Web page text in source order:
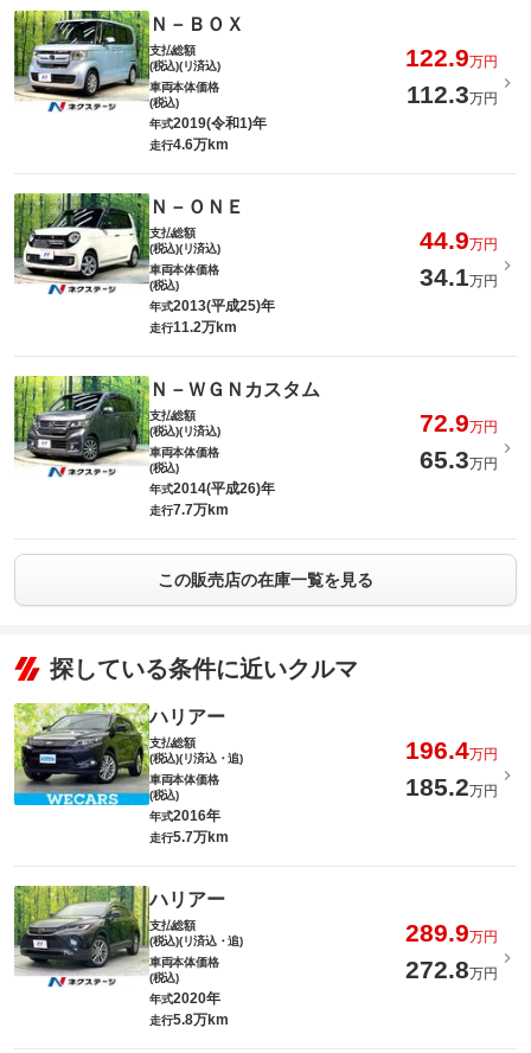
Ｎ－ＢＯＸ
支払総額
(税込)(リ済込)
122.9万円
車両本体価格
(税込)
112.3万円
年式2019(令和1)年
走行4.6万km
Ｎ－ＯＮＥ
支払総額
(税込)(リ済込)
44.9万円
車両本体価格
(税込)
34.1万円
年式2013(平成25)年
走行11.2万km
Ｎ－ＷＧＮカスタム
支払総額
(税込)(リ済込)
72.9万円
車両本体価格
(税込)
65.3万円
年式2014(平成26)年
走行7.7万km
この販売店の在庫一覧を見る
探している条件に近いクルマ
ハリアー
支払総額
(税込)(リ済込・追)
196.4万円
車両本体価格
(税込)
185.2万円
年式2016年
走行5.7万km
ハリアー
支払総額
(税込)(リ済込・追)
289.9万円
車両本体価格
(税込)
272.8万円
年式2020年
走行5.8万km